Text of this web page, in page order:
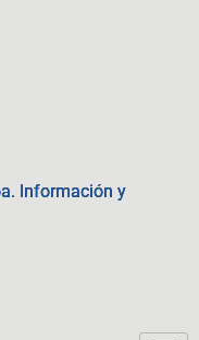
Información y